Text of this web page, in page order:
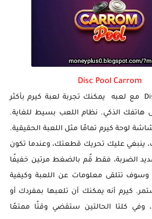
Disc Pool Carrom
Disc Pool Carrom مع لعبه يمكنك تجربة لعبة كيرم بأكثر
هاتفك الذكي. نظام اللعب بسيط للغاية.
لوحة كيرم تمامًا مثل اللعبة الحقيقية.
ينبغي عليك تحريك قطعتك، وعندما تكون
الضربة، فقط قُم بالضغط مرتين خفيفًا
وسوف تتلقى معلومات عن اللعبة وكيفية
كيرم أنه يمكنك أن تلعبها بمفردك أو
وفي كلتا الحالتين ستقضي وقتًا ممتعًا